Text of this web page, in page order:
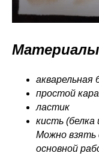
акварельная
простой
ластик
кисть (белка
Можно взять
основной